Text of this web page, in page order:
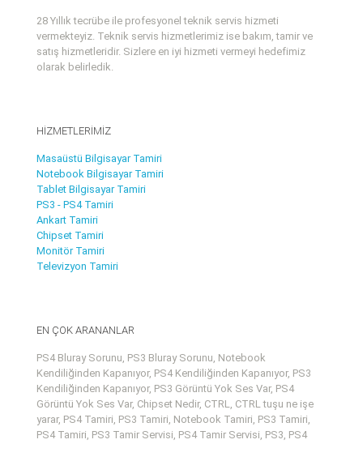
28 Yıllık tecrübe ile profesyonel teknik servis hizmeti
vermekteyiz. Teknik servis hizmetlerimiz ise bakım, tamir ve
satış hizmetleridir. Sizlere en iyi hizmeti vermeyi hedefimiz
olarak belirledik.
HİZMETLERİMİZ
Masaüstü Bilgisayar Tamiri
Notebook Bilgisayar Tamiri
Tablet Bilgisayar Tamiri
PS3 - PS4 Tamiri
Ankart Tamiri
Chipset Tamiri
Monitör Tamiri
Televizyon Tamiri
EN ÇOK ARANANLAR
PS4 Bluray Sorunu, PS3 Bluray Sorunu, Notebook
Kendiliğinden Kapanıyor, PS4 Kendiliğinden Kapanıyor, PS3
Kendiliğinden Kapanıyor, PS3 Görüntü Yok Ses Var, PS4
Görüntü Yok Ses Var, Chipset Nedir, CTRL, CTRL tuşu ne işe
yarar, PS4 Tamiri, PS3 Tamiri, Notebook Tamiri, PS3 Tamiri,
PS4 Tamiri, PS3 Tamir Servisi, PS4 Tamir Servisi, PS3, PS4